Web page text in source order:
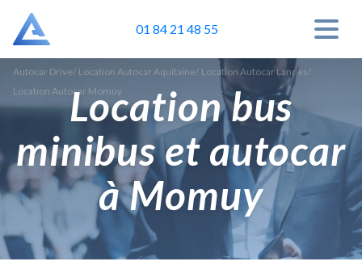
01 84 21 48 55
Autocar Drive/ Location Autocar Aquitaine/ Location Autocar Landes/
Location Autocar MomuyLocation bus
minibus et autocar
à Momuy